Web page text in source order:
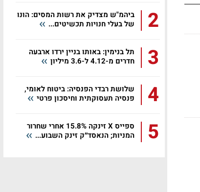
2
ביהמ"ש מצדיק את רשות המסים: הונו
של בעלי חנויות תכשיטים...
3
תל בנימין: באותו בניין ירדו ארבעה
חדרים מ-4.12 ל-3.6 מיליון
4
שלושת רבדי הפנסיה: ביטוח לאומי,
פנסיה תעסוקתית וחיסכון פרטי
5
ספייס X זינקה 15.8% אחרי שחרור
המניות; הנאסד״ק זינק השבוע...